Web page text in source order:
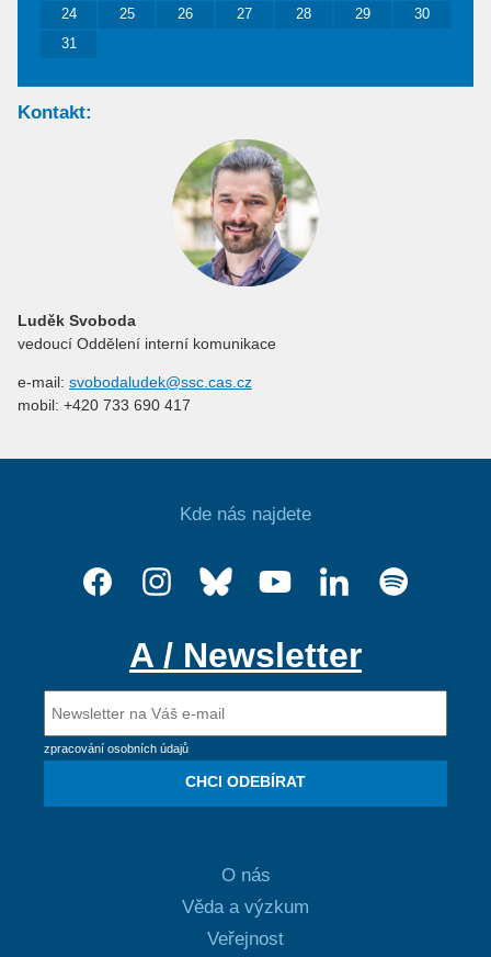
24
25 26 27 28 29
30
31
Kontakt:
Luděk Svoboda
vedoucí Oddělení interní komunikace
e-mail: svobodaludek@ssc.cas.cz
mobil: +420 733 690 417
Kde nás najdete
A / Newsletter
zpracování osobních údajů
CHCI ODEBÍRAT
O nás
Věda a výzkum
Veřejnost